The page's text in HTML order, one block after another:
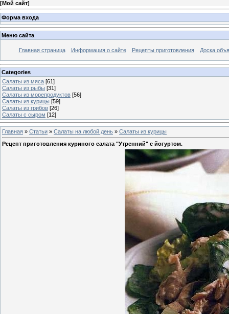
[Мой сайт]
Форма входа
Меню сайта
Главная страница Информация о сайте Рецепты приготовления Доска
Categories
Салаты из мяса [61]
Салаты из рыбы [31]
Салаты из морепродуктов [56]
Салаты из курицы [59]
Салаты из грибов [26]
Салаты с сыром [12]
Главная » Статьи » Салаты на любой день » Салаты из курицы
Рецепт приготовления куриного салата "Утренний" с йогуртом.